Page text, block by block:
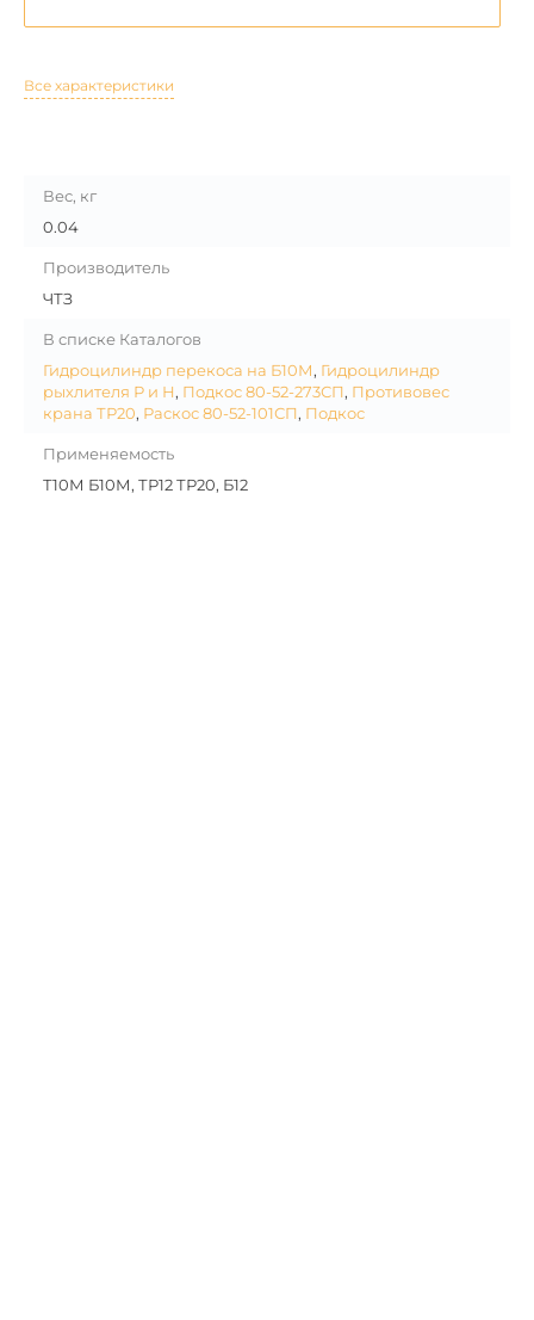
Все характеристики
Вес, кг
0.04
Производитель
ЧТЗ
В списке Каталогов
Гидроцилиндр перекоса на Б10М, Гидроцилиндр
рыхлителя Р и Н, Подкос 80-52-273СП, Противовес
крана ТР20, Раскос 80-52-101СП, Подкос
Применяемость
Т10М Б10М, ТР12 ТР20, Б12